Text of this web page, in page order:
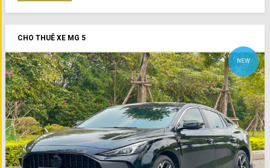
CHO THUÊ XE MG 5
NEW